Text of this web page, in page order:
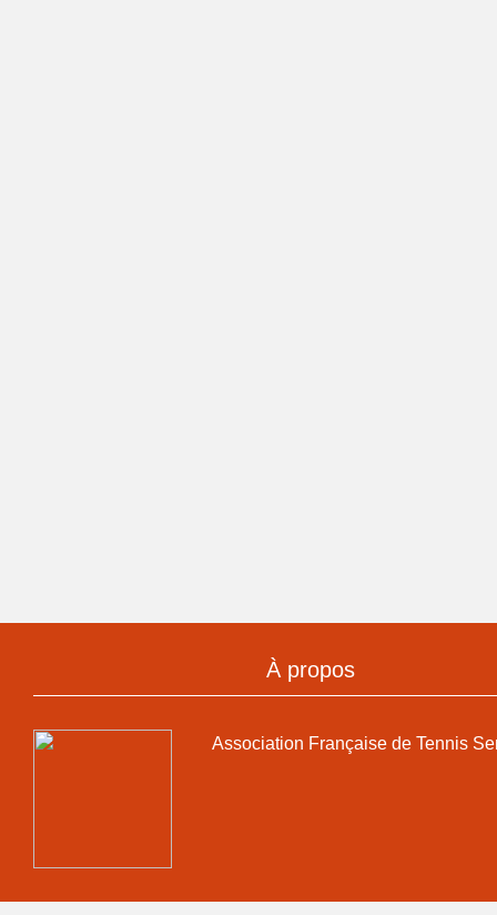
À propos
Association Française de Tennis